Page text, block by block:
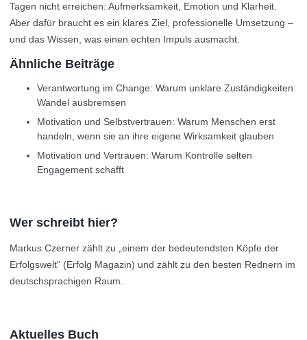
Tagen nicht erreichen: Aufmerksamkeit, Emotion und Klarheit.
Aber dafür braucht es ein klares Ziel, professionelle Umsetzung –
und das Wissen, was einen echten Impuls ausmacht.
Ähnliche Beiträge
Verantwortung im Change: Warum unklare Zuständigkeiten
Wandel ausbremsen
Motivation und Selbstvertrauen: Warum Menschen erst
handeln, wenn sie an ihre eigene Wirksamkeit glauben
Motivation und Vertrauen: Warum Kontrolle selten
Engagement schafft
Wer schreibt hier?
Markus Czerner zählt zu „einem der bedeutendsten Köpfe der
Erfolgswelt“ (Erfolg Magazin) und zählt zu den besten Rednern im
deutschsprachigen Raum.
Aktuelles Buch